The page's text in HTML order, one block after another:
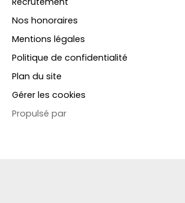
Nos honoraires
Mentions légales
Politique de confidentialité
Plan du site
Gérer les cookies
Propulsé par